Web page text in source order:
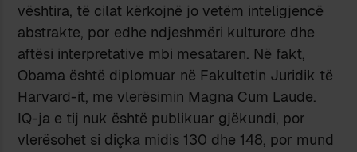
vështira, të cilat kërkojnë jo vetëm inteligjencë
abstrakte, por edhe ndjeshmëri kulturore dhe
aftësi interpretative mbi mesataren. Në fakt,
Obama është diplomuar në Fakultetin Juridik të
Harvard-it, me vlerësimin Magna Cum Laude.
IQ-ja e tij nuk është publikuar gjëkundi, por
vlerësohet si diçka midis 130 dhe 148, por mund